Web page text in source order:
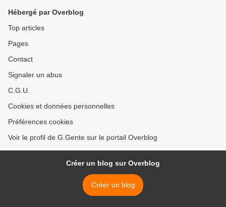
Hébergé par Overblog
Top articles
Pages
Contact
Signaler un abus
C.G.U.
Cookies et données personnelles
Préférences cookies
Voir le profil de G.Gente sur le portail Overblog
Créer un blog sur Overblog
Créer un blog